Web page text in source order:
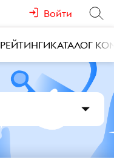
Войти
РЕЙТИНГИКАТАЛОГ